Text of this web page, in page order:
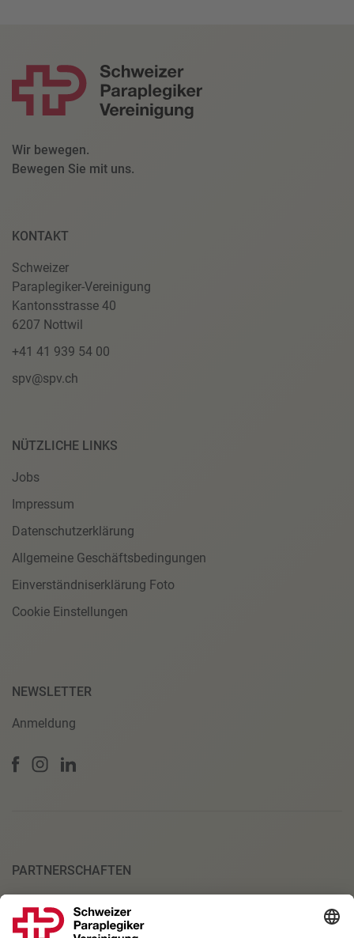
Wir bewegen.
Bewegen Sie mit uns.
KONTAKT
Schweizer
Paraplegiker-Vereinigung
Kantonsstrasse 40
6207 Nottwil
+41 41 939 54 00
spv@spv.ch
NÜTZLICHE LINKS
Jobs
Impressum
Datenschutzerklärung
Allgemeine Geschäftsbedingungen
Einverständniserklärung Foto
Cookie Einstellungen
NEWSLETTER
Anmeldung
PARTNERSCHAFTEN